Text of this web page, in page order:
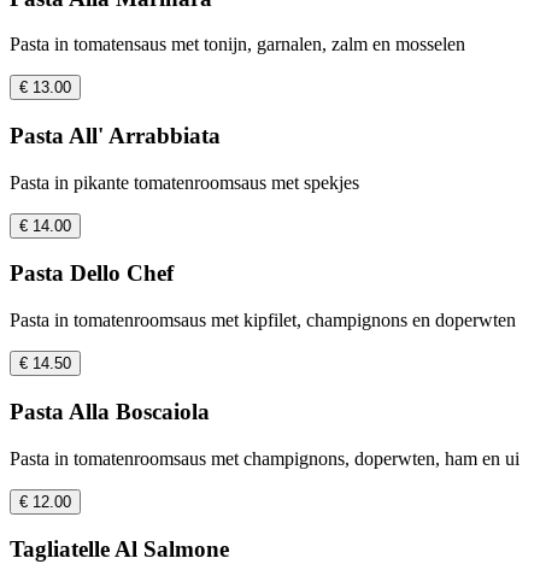
Pasta in tomatensaus met tonijn, garnalen, zalm en mosselen
€ 13.00
Pasta All' Arrabbiata
Pasta in pikante tomatenroomsaus met spekjes
€ 14.00
Pasta Dello Chef
Pasta in tomatenroomsaus met kipfilet, champignons en doperwten
€ 14.50
Pasta Alla Boscaiola
Pasta in tomatenroomsaus met champignons, doperwten, ham en ui
€ 12.00
Tagliatelle Al Salmone